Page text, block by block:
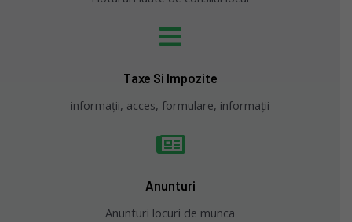
Taxe Si Impozite
informații, acces, formulare, informații
Anunturi
Anunturi locuri de munca